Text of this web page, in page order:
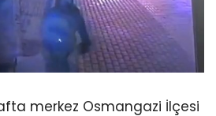
merkez Osmangazi İlçesi